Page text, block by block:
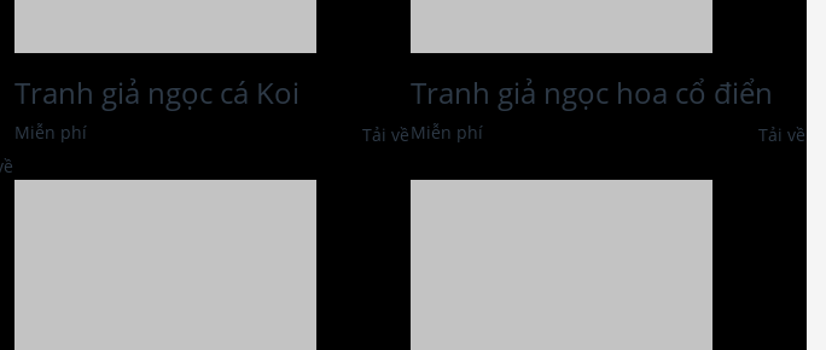
Tranh giả ngọc cá Koi
Miễn phí Tải về
Tranh giả ngọc hoa cổ điển
Miễn phí Tải về